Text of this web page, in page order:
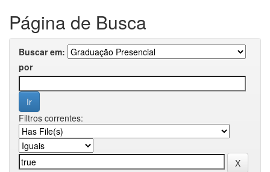
Página de Busca
Buscar em:
por
Filtros correntes: